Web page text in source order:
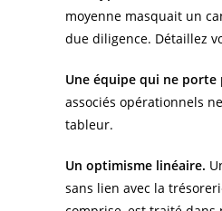
moyenne masquait un
due diligence. Détaillez
Une équipe qui ne porte
associés opérationnels
tableur.
Un optimisme linéaire.
sans lien avec la